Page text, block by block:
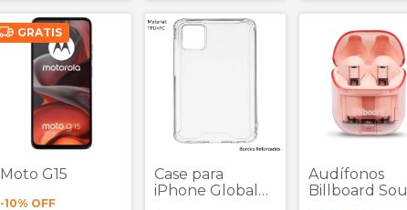
GRATIS
Moto G15
-10% OFF
Case para
iPhone Global
Audífonos
Billboard Soul